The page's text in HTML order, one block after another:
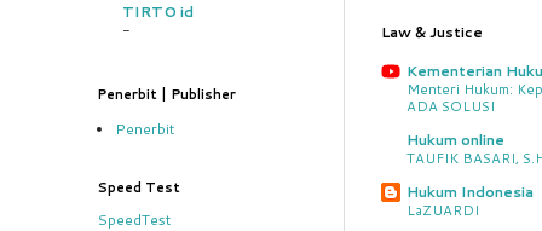
Law & Justice
Kementerian
Menteri Hukum:
ADA SOLUSI
Hukum online
TAUFIK BASARI,
Hukum Indonesia
LaZUARDI
TIRTO id
-
Penerbit | Publisher
Penerbit
Speed Test
SpeedTest